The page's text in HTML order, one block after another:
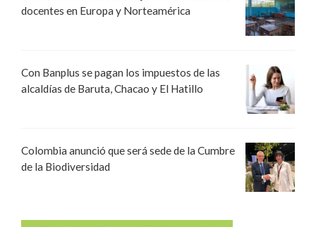
docentes en Europa y Norteamérica
Con Banplus se pagan los impuestos de las
alcaldías de Baruta, Chacao y El Hatillo
Colombia anunció que será sede de la Cumbre
de la Biodiversidad